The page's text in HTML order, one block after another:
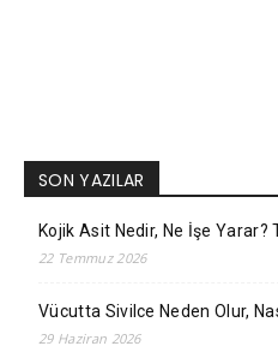
SON YAZILAR
Kojik Asit Nedir, Ne İşe Yarar?
22 Temmuz 2026
Vücutta Sivilce Neden Olur,
29 Haziran 2026